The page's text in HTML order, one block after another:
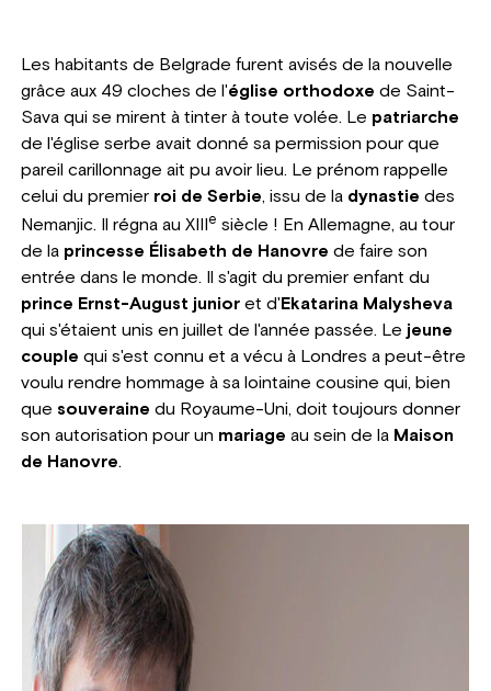
Les habitants de Belgrade furent avisés de la nouvelle
grâce aux 49 cloches de l'église orthodoxe de Saint-
Sava qui se mirent à tinter à toute volée. Le patriarche
de l'église serbe avait donné sa permission pour que
pareil carillonnage ait pu avoir lieu. Le prénom rappelle
celui du premier roi de Serbie, issu de la dynastie des
Nemanjic. Il régna au XIII
e siècle ! En Allemagne, au tour
de la princesse Élisabeth de Hanovre de faire son
entrée dans le monde. Il s'agit du premier enfant du
prince Ernst-August junioret d' Ekatarina Malysheva
qui s'étaient unis en juillet de l'année passée. Le jeune
couple qui s'est connu et a vécu à Londres a peut-être
voulu rendre hommage à sa lointaine cousine qui, bien
que souveraine du Royaume-Uni, doit toujours donner
son autorisation pour un mariage au sein de la Maison
de Hanovre.